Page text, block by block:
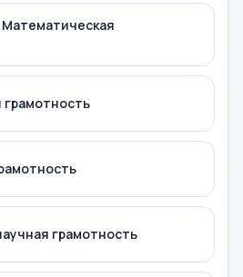
грамотность
грамотность